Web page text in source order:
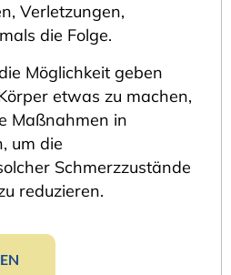
Verletzungen,
die Folge.
Möglichkeit geben
etwas zu machen,
Maßnahmen in
um die
Schmerzzustände
reduzieren.